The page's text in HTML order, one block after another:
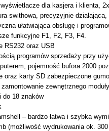
dla kasjera i klienta,
swithowa, precyzyjnie
ułatwiająca obsługę i
funkcyjne F1, F2, F3, F4.
RS232 oraz USB
programów sprzedaży przy
pojemność bufora 2000
oraz karty SD zabezpieczone
zewnętrznego
do 18 znaków
– bardzo łatwa i szybka
(możliwość wydrukowania ok. 300